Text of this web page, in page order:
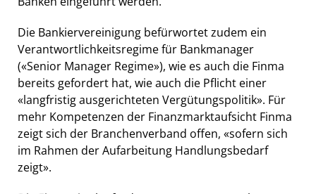
Die Bankiervereinigung befürwortet zudem ein
Verantwortlichkeitsregime für Bankmanager
(«Senior Manager Regime»), wie es auch die Finma
bereits gefordert hat, wie auch die Pflicht einer
«langfristig ausgerichteten Vergütungspolitik». Für
mehr Kompetenzen der Finanzmarktaufsicht Finma
zeigt sich der Branchenverband offen, «sofern sich
im Rahmen der Aufarbeitung Handlungsbedarf
zeigt».